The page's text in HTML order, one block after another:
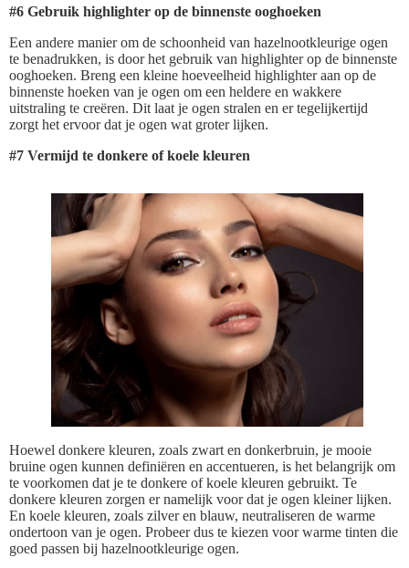
#6 Gebruik highlighter op de binnenste ooghoeken
Een andere manier om de schoonheid van hazelnootkleurige ogen
te benadrukken, is door het gebruik van highlighter op de binnenste
ooghoeken. Breng een kleine hoeveelheid highlighter aan op de
binnenste hoeken van je ogen om een heldere en wakkere
uitstraling te creëren. Dit laat je ogen stralen en er tegelijkertijd
zorgt het ervoor dat je ogen wat groter lijken.
#7 Vermijd te donkere of koele kleuren
Hoewel donkere kleuren, zoals zwart en donkerbruin, je mooie
bruine ogen kunnen definiëren en accentueren, is het belangrijk om
te voorkomen dat je te donkere of koele kleuren gebruikt. Te
donkere kleuren zorgen er namelijk voor dat je ogen kleiner lijken.
En koele kleuren, zoals zilver en blauw, neutraliseren de warme
ondertoon van je ogen. Probeer dus te kiezen voor warme tinten die
goed passen bij hazelnootkleurige ogen.